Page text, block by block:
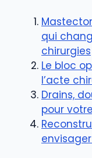
qui
chirurgies
Le bloc
l’acte
Drains,
pour